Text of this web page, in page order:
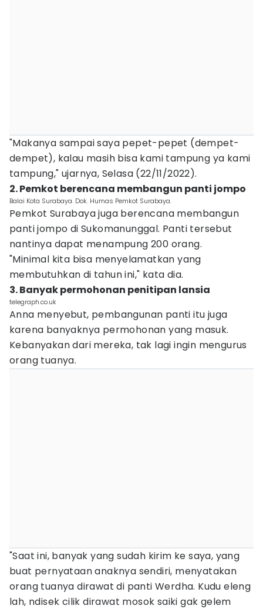
"Makanya sampai saya pepet-pepet (dempet-
dempet), kalau masih bisa kami tampung ya kami
tampung," ujarnya, Selasa (22/11/2022).
2. Pemkot berencana membangun panti jompo
Balai Kota Surabaya. Dok. Humas Pemkot Surabaya.
Pemkot Surabaya juga berencana membangun
panti jompo di Sukomanunggal. Panti tersebut
nantinya dapat menampung 200 orang.
"Minimal kita bisa menyelamatkan yang
membutuhkan di tahun ini," kata dia.
3. Banyak permohonan penitipan lansia
telegraph.co.uk
Anna menyebut, pembangunan panti itu juga
karena banyaknya permohonan yang masuk.
Kebanyakan dari mereka, tak lagi ingin mengurus
orang tuanya.
"Saat ini, banyak yang sudah kirim ke saya, yang
buat pernyataan anaknya sendiri, menyatakan
orang tuanya dirawat di panti Werdha. Kudu eleng
lah, ndisek cilik dirawat mosok saiki gak gelem